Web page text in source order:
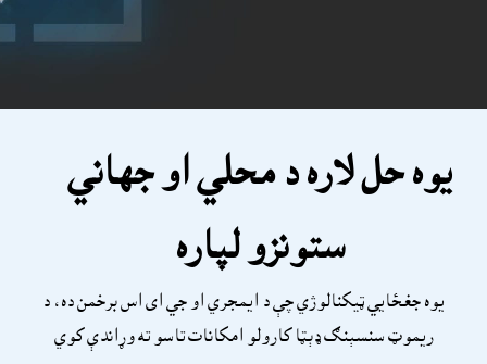
يوه حل لاره د محلي او جهاني
ستونزو لپاره
يوه جغځايي ټيکنالوژي چې د ايمجري او جي اى اس برخمن ده، د
ريموټ سنسېنګ ډېټا کارولو امکانات تاسو ته وړاندې کوي